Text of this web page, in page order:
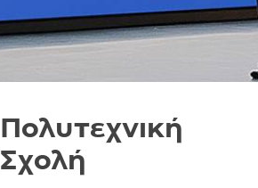
Πολυτεχνική
Σχολή